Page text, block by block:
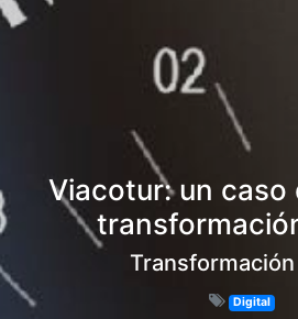
Viacotur: un caso
Digital